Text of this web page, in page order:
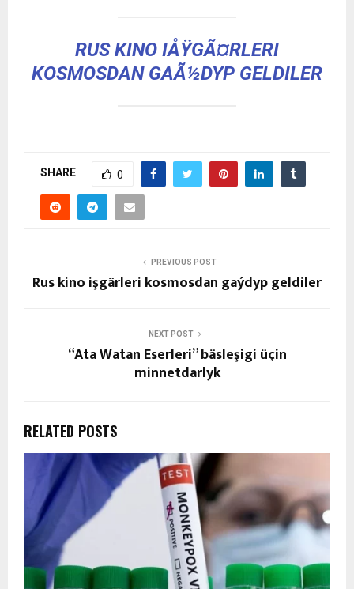
RUS KINO IÅŸGÃ¤RLERI
KOSMOSDAN GAÃ½DYP GELDILER
SHARE 0
PREVIOUS POST
Rus kino işgärleri kosmosdan gaýdyp geldiler
NEXT POST
“Ata Watan Eserleri” bäsleşigi üçin
minnetdarlyk
RELATED POSTS